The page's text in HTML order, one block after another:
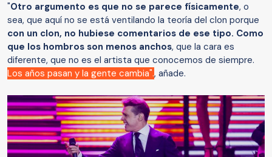
"Otro argumento es que no se parece físicamente, o
sea, que aquí no se está ventilando la teoría del clon porque
con un clon, no hubiese comentarios de ese tipo. Como
que los hombros son menos anchos, que la cara es
diferente, que no es el artista que conocemos de siempre.
Los años pasan y la gente cambia"., añade.